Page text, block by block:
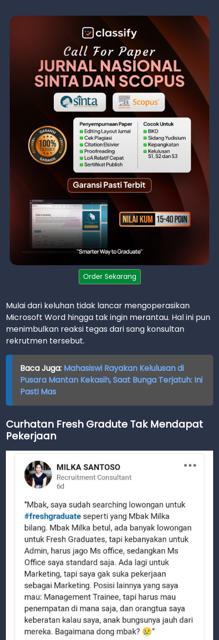
Order Sekarang
Mulai dari keluhan tidak lancar mengoperasikan
Microsoft Word hingga tak ingin merantau. Hal ini pun
menimbulkan reaksi tegas dari sang konsultan
rekrutmen tersebut.
Baca Juga: Mahasiswi Rayakan Kelulusan di
Pusara Mantan Kekasih, Saat Bunga Terjatuh: Ini
Pasti Mas
Curhatan Fresh Gradute Tak Mendapat
Pekerjaan